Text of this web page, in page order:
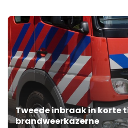
Tweede inbraak in korte
brandweerkazerne